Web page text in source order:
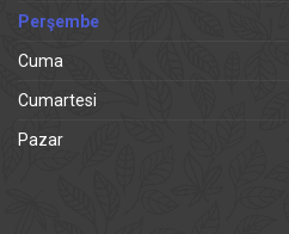
Perşembe
Cuma
Cumartesi
Pazar